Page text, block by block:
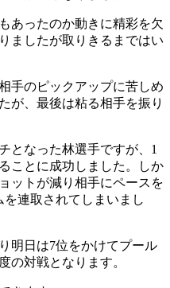
あったのか動きに精彩を欠
ましたが取りきるまではい
手のピックアップに苦しめ
が、最後は粘る相手を振り
となった林選手ですが、1
ことに成功しました。しか
ットが減り相手にペースを
連取されてしまいまし
明日は7位をかけてプール
の対戦となります。